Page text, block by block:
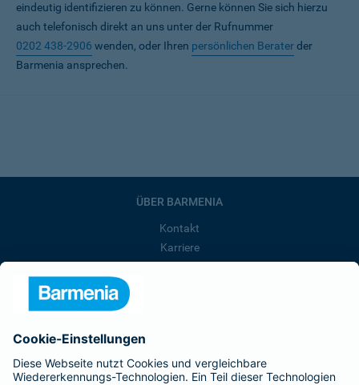
eindeutig identifizieren zu können. Gerne können Sie sich hierzu
auch telefonisch direkt an uns unter der Rufnummer
0202 438-2906 wenden, oder Ihren persönlichen Beraterder
Barmenia ansprechen.
ÜBER BARMENIA
Kontakt
Karriere
Barmenia ist Teil der BarmeniaGothaer
BELIEBTE SEITEN